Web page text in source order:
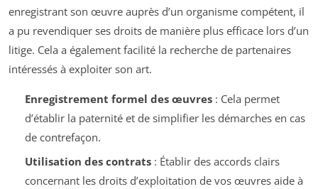
enregistrant son œuvre auprès d’un organisme compétent, il
a pu revendiquer ses droits de manière plus efficace lors d’un
litige. Cela a également facilité la recherche de partenaires
intéressés à exploiter son art.
Enregistrement formel des œuvres: Cela permet
d’établir la paternité et de simplifier les démarches en cas
de contrefaçon.
Utilisation des contrats: Établir des accords clairs
concernant les droits d’exploitation de vos œuvres aide à